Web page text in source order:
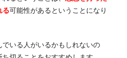
る可能性があるということになり
いる人がいるかもしれないの